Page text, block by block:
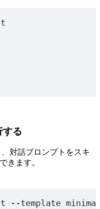
する
対話プロンプトをスキ
きます。
--template